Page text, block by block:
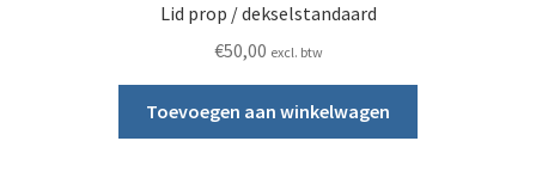
Lid prop / dekselstandaard
€50,00 excl. btw
Toevoegen aan winkelwagen